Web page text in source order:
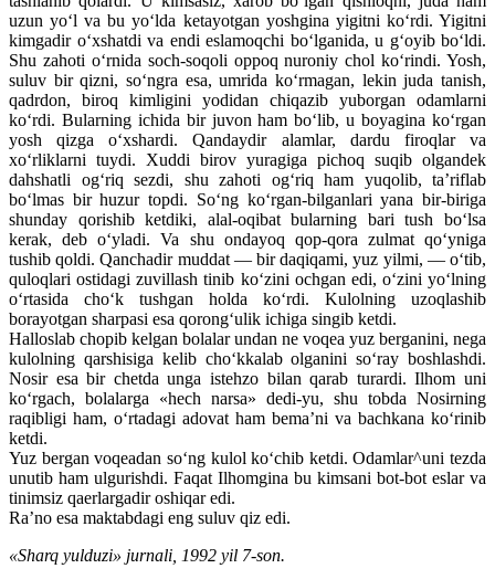
uzun yo‘l va bu yo‘lda ketayotgan yoshgina yigitni ko‘rdi. Yigitni
kimgadir o‘xshatdi va endi eslamoqchi bo‘lganida, u g‘oyib bo‘ldi.
Shu zahoti o‘rnida soch-soqoli oppoq nuroniy chol ko‘rindi. Yosh,
suluv bir qizni, so‘ngra esa, umrida ko‘rmagan, lekin juda tanish,
qadrdon, biroq kimligini yodidan chiqazib yuborgan odamlarni
ko‘rdi. Bularning ichida bir juvon ham bo‘lib, u boyagina ko‘rgan
yosh qizga o‘xshardi. Qandaydir alamlar, dardu firoqlar va
xo‘rliklarni tuydi. Xuddi birov yuragiga pichoq suqib olgandek
dahshatli og‘riq sezdi, shu zahoti og‘riq ham yuqolib, ta’riflab
bo‘lmas bir huzur topdi. So‘ng ko‘rgan-bilganlari yana bir-biriga
shunday qorishib ketdiki, alal-oqibat bularning bari tush bo‘lsa
kerak, deb o‘yladi. Va shu ondayoq qop-qora zulmat qo‘yniga
tushib qoldi. Qanchadir muddat — bir daqiqami, yuz yilmi, — o‘tib,
quloqlari ostidagi zuvillash tinib ko‘zini ochgan edi, o‘zini yo‘lning
o‘rtasida cho‘k tushgan holda ko‘rdi. Kulolning uzoqlashib
borayotgan sharpasi esa qorong‘ulik ichiga singib ketdi.
Halloslab chopib kelgan bolalar undan ne voqea yuz berganini, nega
kulolning qarshisiga kelib cho‘kkalab olganini so‘ray boshlashdi.
Nosir esa bir chetda unga istehzo bilan qarab turardi. Ilhom uni
ko‘rgach, bolalarga «hech narsa» dedi-yu, shu tobda Nosirning
raqibligi ham, o‘rtadagi adovat ham bema’ni va bachkana ko‘rinib
ketdi.
Yuz bergan voqeadan so‘ng kulol ko‘chib ketdi. Odamlar^uni tezda
unutib ham ulgurishdi. Faqat Ilhomgina bu kimsani bot-bot eslar va
tinimsiz qaerlargadir oshiqar edi.
Ra’no esa maktabdagi eng suluv qiz edi.
«Sharq yulduzi» jurnali, 1992 yil 7-son.